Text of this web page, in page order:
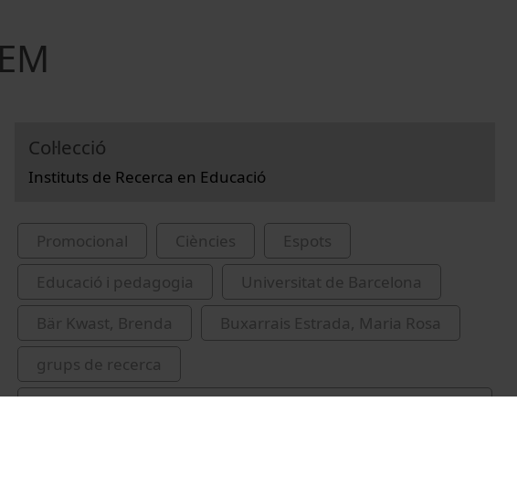
Col·lecció
Instituts de Recerca en Educació
Promocional Ciències
Espots
Educació i pedagogia
Universitat de Barcelona
Bär Kwast, Brenda
Buxarrais Estrada, Maria Rosa
grups de recerca